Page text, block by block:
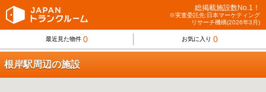
総掲載施設数No.1！
※実査委託先:日本マーケティング
リサーチ機構(2026年3月)
最近見た物件 0 お気に入り 0
根岸駅周辺の施設